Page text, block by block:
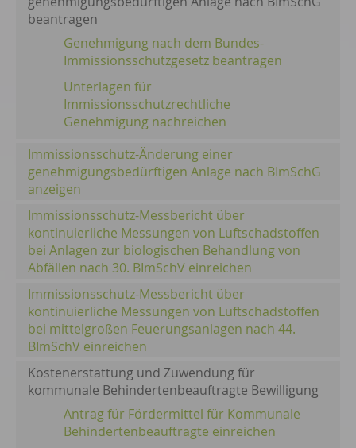
beantragen
Genehmigung nach dem Bundes-
Immissionsschutzgesetz beantragen
Unterlagen für
Immissionsschutzrechtliche
Genehmigung nachreichen
Immissionsschutz-Änderung einer
genehmigungsbedürftigen Anlage nach BImSchG
anzeigen
Immissionsschutz-Messbericht über
kontinuierliche Messungen von Luftschadstoffen
bei Anlagen zur biologischen Behandlung von
Abfällen nach 30. BImSchV einreichen
Immissionsschutz-Messbericht über
kontinuierliche Messungen von Luftschadstoffen
bei mittelgroßen Feuerungsanlagen nach 44.
BImSchV einreichen
Kostenerstattung und Zuwendung für
kommunale Behindertenbeauftragte Bewilligung
Antrag für Fördermittel für Kommunale
Behindertenbeauftragte einreichen